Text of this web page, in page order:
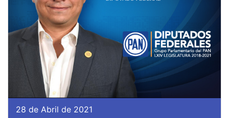
28 de Abril de 2021